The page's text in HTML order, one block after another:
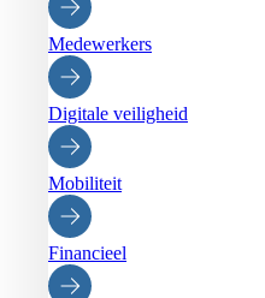
Medewerkers
Digitale veiligheid
Mobiliteit
Financieel